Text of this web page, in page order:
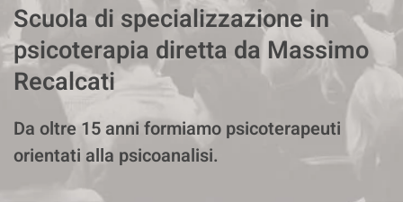
Scuola di specializzazione in
psicoterapia diretta da Massimo
Recalcati
Da oltre 15 anni formiamo psicoterapeuti
orientati alla psicoanalisi.